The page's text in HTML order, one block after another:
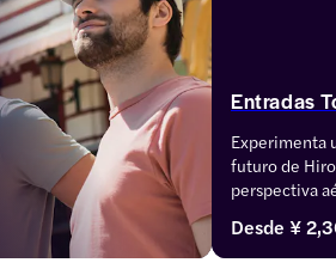
Entradas
Experimenta
futuro de
perspectiva
atómica
resistencia de
multimedia
Desde ¥